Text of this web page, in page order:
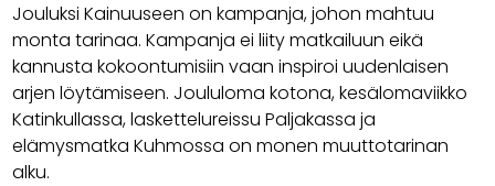
Jouluksi Kainuuseen on kampanja, johon mahtuu
monta tarinaa. Kampanja ei liity matkailuun eikä
kannusta kokoontumisiin vaan inspiroi uudenlaisen
arjen löytämiseen. Joululoma kotona, kesälomaviikko
Katinkullassa, laskettelureissu Paljakassa ja
elämysmatka Kuhmossa on monen muuttotarinan
alku.